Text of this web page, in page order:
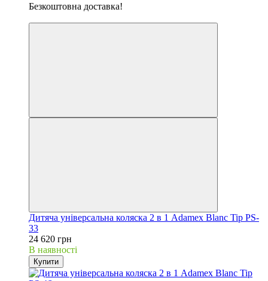
Безкоштовна доставка!
Дитяча універсальна коляска 2 в 1 Adamex Blanc Tip PS-
33
24 620 грн
В наявності
Купити